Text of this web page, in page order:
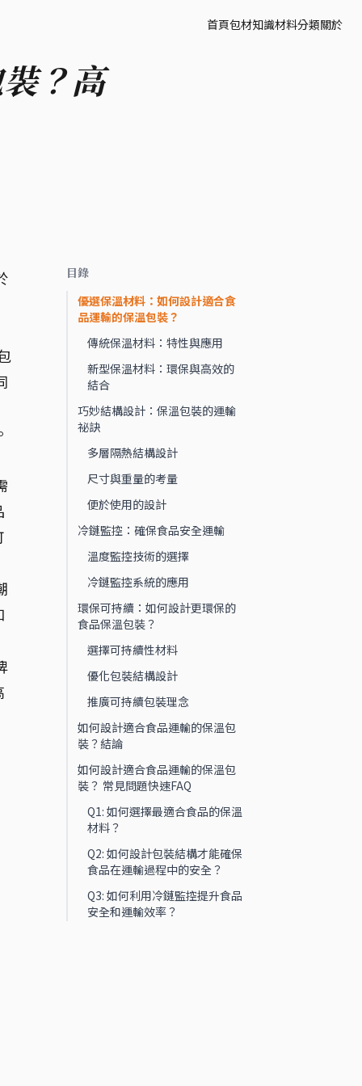
首頁包材知識材料分類關於
？高
目錄
優選保溫材料：如何設計適合食
品運輸的保溫包裝？
傳統保溫材料：特性與應用
新型保溫材料：環保與高效的
結合
巧妙結構設計：保溫包裝的運輸
祕訣
多層隔熱結構設計
尺寸與重量的考量
便於使用的設計
冷鏈監控：確保食品安全運輸
溫度監控技術的選擇
冷鏈監控系統的應用
環保可持續：如何設計更環保的
食品保溫包裝？
選擇可持續性材料
優化包裝結構設計
推廣可持續包裝理念
如何設計適合食品運輸的保溫包
裝？結論
如何設計適合食品運輸的保溫包
裝？ 常見問題快速FAQ
Q1: 如何選擇最適合食品的保溫
材料？
Q2: 如何設計包裝結構才能確保
食品在運輸過程中的安全？
Q3: 如何利用冷鏈監控提升食品
安全和運輸效率？